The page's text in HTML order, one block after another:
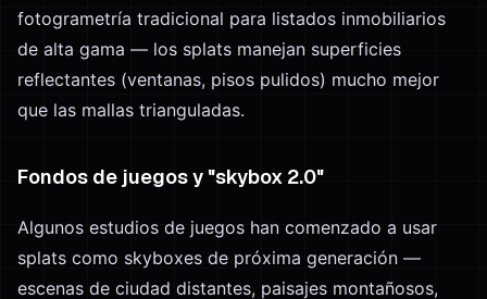
fotogrametría tradicional para listados inmobiliarios
de alta gama — los splats manejan superficies
reflectantes (ventanas, pisos pulidos) mucho mejor
que las mallas trianguladas.
Fondos de juegos y "skybox 2.0"
Algunos estudios de juegos han comenzado a usar
splats como skyboxes de próxima generación —
escenas de ciudad distantes, paisajes montañosos,